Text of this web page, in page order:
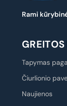
Rami
Tapymas
Čiurlionio
Naujienos